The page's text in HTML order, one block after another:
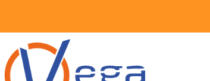
contenuto